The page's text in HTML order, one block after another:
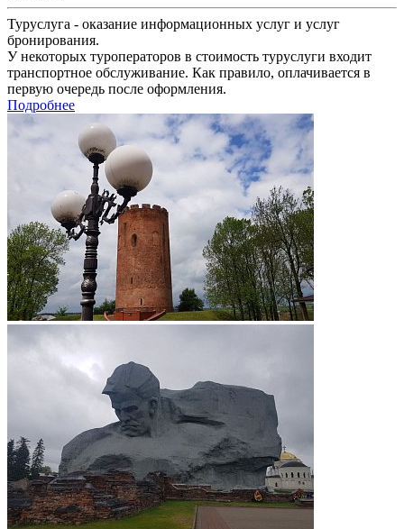
Туруслуга - оказание информационных услуг и услуг
бронирования.
У некоторых туроператоров в стоимость туруслуги входит
транспортное обслуживание. Как правило, оплачивается в
первую очередь после оформления.
Подробнее